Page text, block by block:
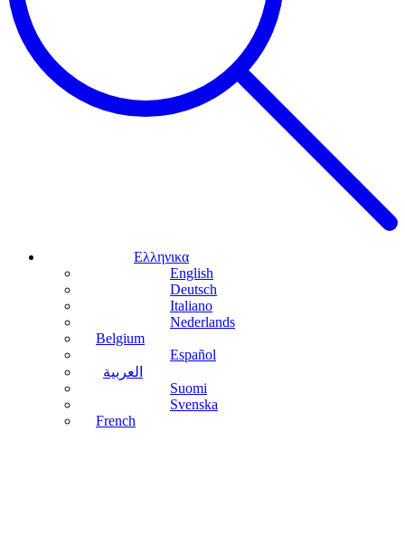
Ελληνικα
English
Deutsch
Italiano
Nederlands
Belgium
Español
العربية
Suomi
Svenska
French